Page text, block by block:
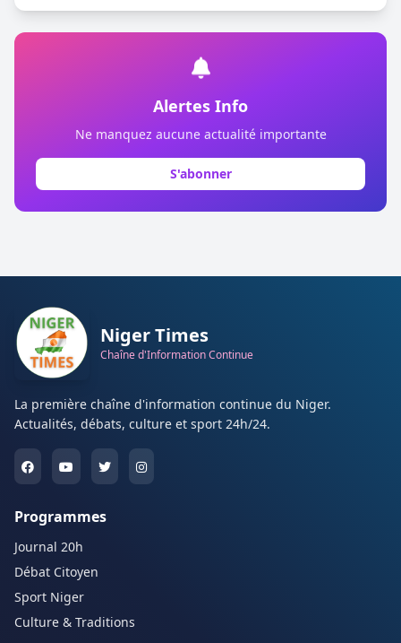
Alertes Info
Ne manquez aucune actualité importante
S'abonner
Niger Times
Chaîne d'Information Continue
La première chaîne d'information continue du Niger.
Actualités, débats, culture et sport 24h/24.
Programmes
Journal 20h
Débat Citoyen
Sport Niger
Culture & Traditions